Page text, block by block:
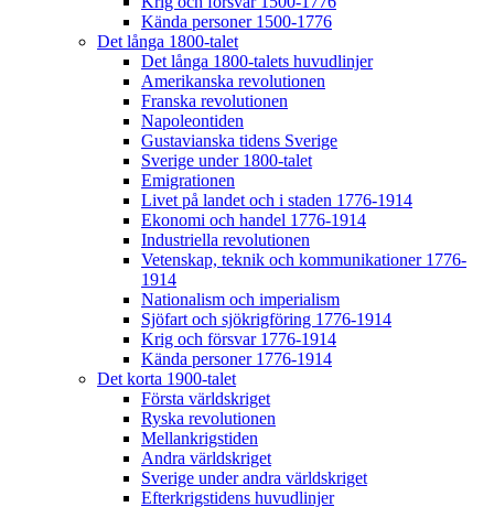
Kända personer 1500-1776
Det långa 1800-talet
Det långa 1800-talets huvudlinjer
Amerikanska revolutionen
Franska revolutionen
Napoleontiden
Gustavianska tidens Sverige
Sverige under 1800-talet
Emigrationen
Livet på landet och i staden 1776-1914
Ekonomi och handel 1776-1914
Industriella revolutionen
Vetenskap, teknik och kommunikationer 1776-
1914
Nationalism och imperialism
Sjöfart och sjökrigföring 1776-1914
Krig och försvar 1776-1914
Kända personer 1776-1914
Det korta 1900-talet
Första världskriget
Ryska revolutionen
Mellankrigstiden
Andra världskriget
Sverige under andra världskriget
Efterkrigstidens huvudlinjer